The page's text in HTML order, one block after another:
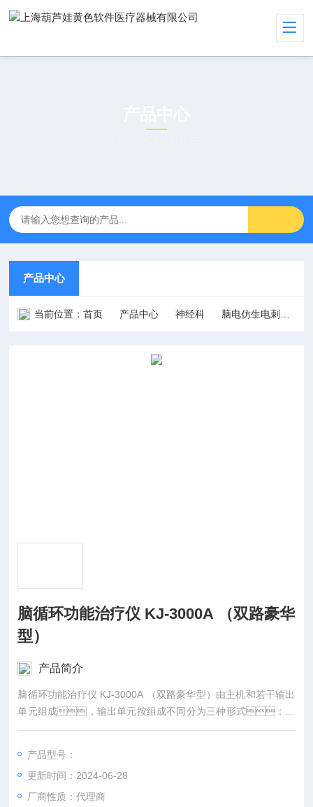
产品中心
当前位置：首页 产品中心 神经科 脑电仿生电刺激/脑循环
脑循环功能治疗仪 KJ-3000A （双路豪华
型）
产品简介
脑循环功能治疗仪 KJ-3000A （双路豪华型）由主机和若干输出
单元组成，输出单元按组成不同分为三种形式：磁
单元：一个磁疗治疗帽(带)【外购：组
体】；电单元：二组治疗电极线；磁
电单元：一个磁疗治疗帽(带)，二组治疗电极
线。
产品型号：
更新时间：2024-06-28
厂商性质：代理商